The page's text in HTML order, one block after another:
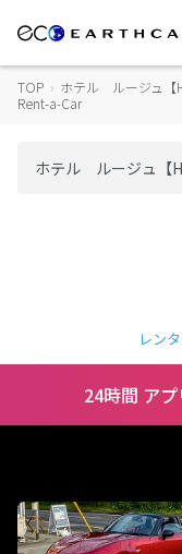
TOP › ホテル ルージュ【
Rent-a-Car
レン
24時間 ア